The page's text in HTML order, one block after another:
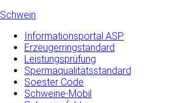
Schwein
Informationsportal ASP
Erzeugerringstandard
Leistungsprüfung
Spermaqualitätsstandard
Soester Code
Schweine-Mobil